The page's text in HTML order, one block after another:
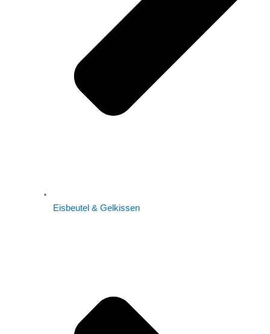
Eisbeutel & Gelkissen